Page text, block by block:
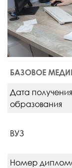
БАЗОВОЕ
Дата получения
образования
ВУЗ
Номер